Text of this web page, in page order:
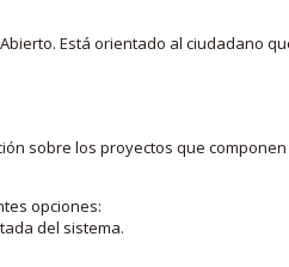
Está orientado al ciudadano
sobre los proyectos que
opciones:
del sistema.